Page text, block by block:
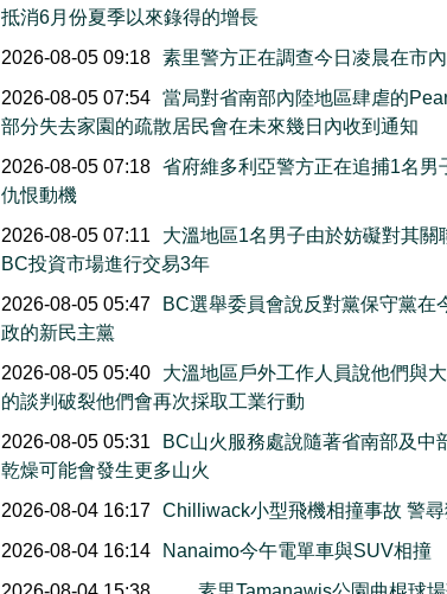
抵消6月份夏季以來錄得的增長
2026-08-05 09:18
素里警方正在調查今日凌晨在市
2026-08-05 07:54
當局對省南部內陸地區肆虐的
部分失去家園的疏散居民會在未來幾日內收到通知
2026-08-05 07:18
省府維多利亞警方正在追捕1名
仇恨動機
2026-08-05 07:11
大溫地區1名男子由於妨礙對其
BC投資市場進行交易3年
2026-08-05 05:47
BC選舉委員會說反對黨保守黨在
政的新民主黨
2026-08-05 05:40
大溫地區戶外工作人員說他們與
的談判破裂他們會再次採取工業行動
2026-08-05 05:31
BC山火服務處說隨著省南部及中
乾燥可能會發生更多山火
2026-08-04 16:17
Chilliwack小型飛機相撞事故 警
2026-08-04 16:14
Nanaimo今午電單車與SUV相